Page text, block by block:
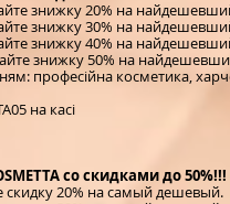
знижку 20% на
знижку 30% на
знижку 40% на
знижку 50% на
професійна косметика,
на касі
со скидками до 50%!!!
скидку 20% на самый дешевый.